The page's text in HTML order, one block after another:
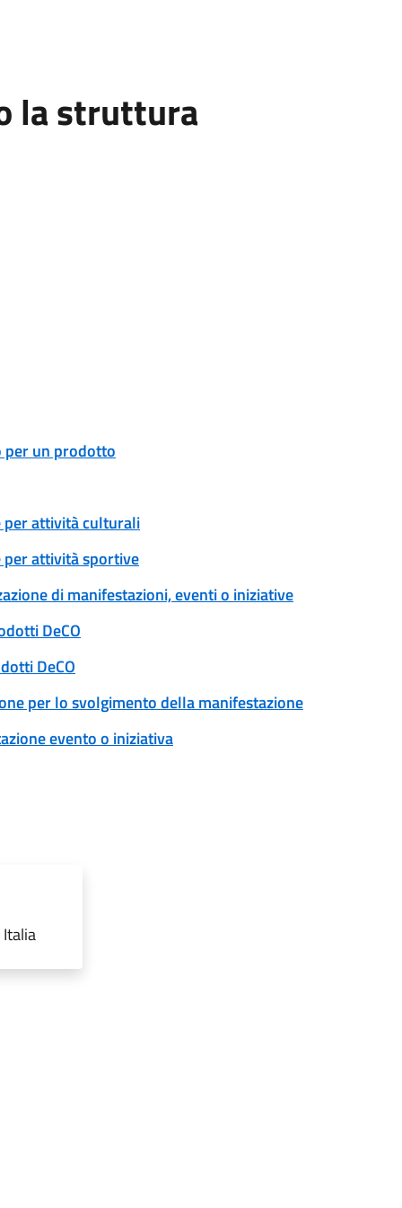
la struttura
per un prodotto
per attività culturali
per attività sportive
di manifestazioni, eventi o iniziative
DeCO
DeCO
per lo svolgimento della manifestazione
evento o iniziativa